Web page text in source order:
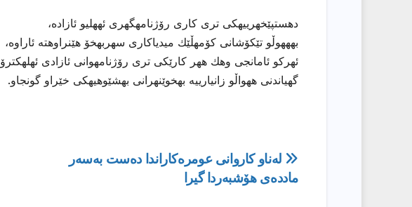
دهستپێخهرییهكی تری كاری رۆژنامهگهری ئههلیو ئازاده،
بهههوڵو تێكۆشانی كۆمهڵێك میدیاكاری سهربهخۆ هێنراوهته ئاراوه،
ئهركو ئامانجی وهك ههر كارێكی تری رۆژنامهوانی ئازادی
گهیاندنی ههواڵو زانیارییه بهخوێنهرانی بهشێوهیهكی خێراو گونجاو.
ڕێدۆزیی
بابەت
لەناو کاروانی عومرەکاراندا دەست بەسەر
ماددەی هۆشبەردا گیرا